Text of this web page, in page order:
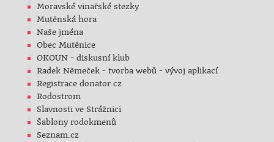
Moravské vinařské stezky
Mutěnská hora
Naše jména
Obec Mutěnice
OKOUN - diskusní klub
Radek Němeček - tvorba webů - vývoj aplikací
Registrace donator.cz
Rodostrom
Slavnosti ve Strážnici
Šablony rodokmenů
Seznam.cz